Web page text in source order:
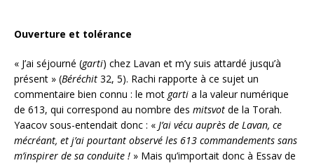
Ouverture et tolérance
« J’ai séjourné (garti) chez Lavan et m’y suis attardé jusqu’à
présent » (Béréchit 32, 5). Rachi rapporte à ce sujet un
commentaire bien connu : le mot garti a la valeur numérique
de 613, qui correspond au nombre des mitsvot de la Torah.
Yaacov sous-entendait donc : « J’ai vécu auprès de Lavan, ce
mécréant, et j’ai pourtant observé les 613 commandements sans
m’inspirer de sa conduite ! » Mais qu’importait donc à Essav de